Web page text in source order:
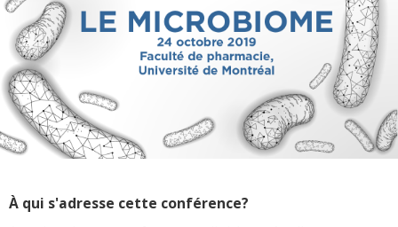
À qui s'adresse cette conférence?